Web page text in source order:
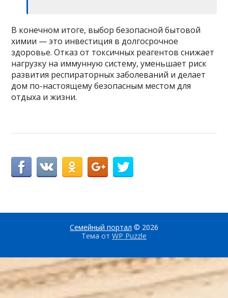
В конечном итоге, выбор безопасной бытовой
химии — это инвестиция в долгосрочное
здоровье. Отказ от токсичных реагентов снижает
нагрузку на иммунную систему, уменьшает риск
развития респираторных заболеваний и делает
дом по-настоящему безопасным местом для
отдыха и жизни.
Семейный портал © 2026
Тема от WP Puzzle